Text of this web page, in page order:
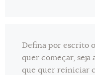
Defina por escrito
quer começar, seja
que quer reiniciar